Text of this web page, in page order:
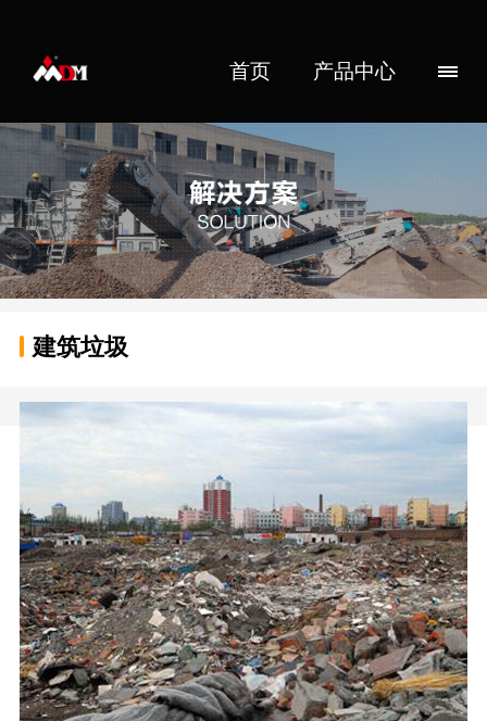
首页 产品中心
建筑垃圾